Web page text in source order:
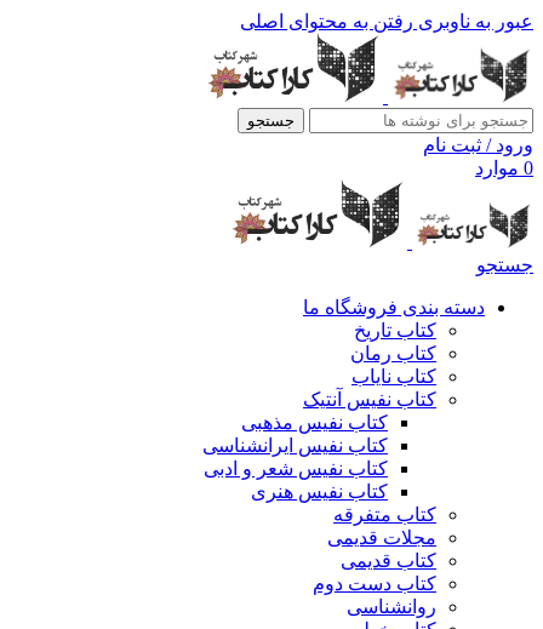
عبور به ناوبری رفتن به محتوای اصلی
جستجو
ورود / ثبت نام
0 موارد
جستجو
دسته بندی فروشگاه ما
کتاب تاریخ
کتاب رمان
کتاب نایاب
کتاب نفیس آنتیک
کتاب نفیس مذهبی
کتاب نفیس ایرانشناسی
کتاب نفیس شعر و ادبی
کتاب نفیس هنری
کتاب متفرقه
مجلات قدیمی
کتاب قدیمی
کتاب دست دوم
روانشناسی